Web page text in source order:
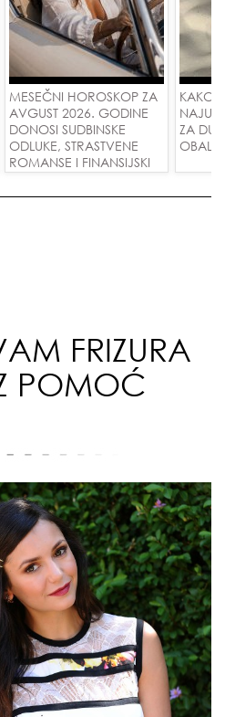
MESEČNI HOROSKOP ZA
AVGUST 2026. GODINE
DONOSI SUDBINSKE
ODLUKE, STRASTVENE
ROMANSE I FINANSIJSKI
KAKO
ZA
FRIZURA
POMOĆ